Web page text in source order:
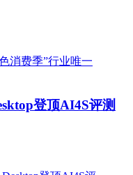
登顶AI4S评测